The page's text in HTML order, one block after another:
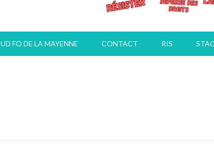
UD FO DE LA MAYENNE CONTACT RIS